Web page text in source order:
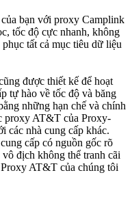
bạn với proxy Camplink
tốc độ cực nhanh, không
tất cả mục tiêu dữ liệu
được thiết kế để hoạt
tự hào về tốc độ và băng
những hạn chế và chính
proxy AT&T của Proxy-
các nhà cung cấp khác.
cấp có nguồn gốc rõ
địch không thể tranh cãi
AT&T của chúng tôi